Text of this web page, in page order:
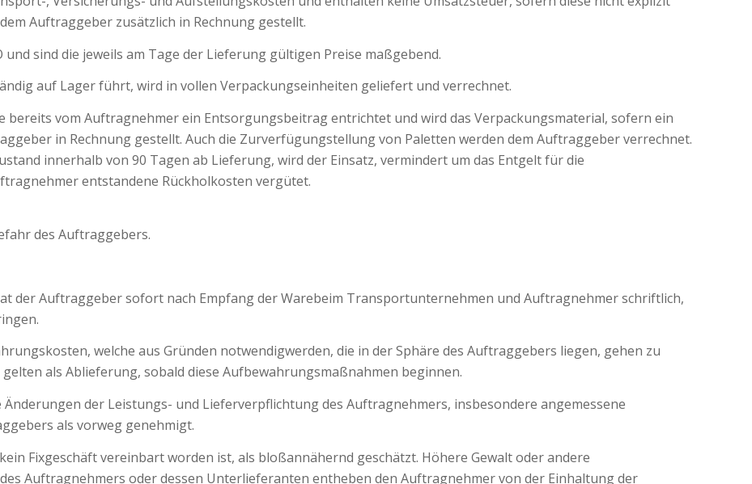
Auftraggeber zusätzlich in Rechnung gestellt.
sind die jeweils am Tage der Lieferung gültigen Preise maßgebend.
auf Lager führt, wird in vollen Verpackungseinheiten geliefert und verrechnet.
bereits vom Auftragnehmer ein Entsorgungsbeitrag entrichtet und wird das Verpackungsmaterial, sofern ein
in Rechnung gestellt. Auch die Zurverfügungstellung von Paletten werden dem Auftraggeber verrechnet.
innerhalb von 90 Tagen ab Lieferung, wird der Einsatz, vermindert um das Entgelt für die
entstandene Rückholkosten vergütet.
des Auftraggebers.
der Auftraggeber sofort nach Empfang der Warebeim Transportunternehmen und Auftragnehmer schriftlich,
welche aus Gründen notwendigwerden, die in der Sphäre des Auftraggebers liegen, gehen zu
als Ablieferung, sobald diese Aufbewahrungsmaßnahmen beginnen.
der Leistungs- und Lieferverpflichtung des Auftragnehmers, insbesondere angemessene
als vorweg genehmigt.
Fixgeschäft vereinbart worden ist, als bloßannähernd geschätzt. Höhere Gewalt oder andere
Auftragnehmers oder dessen Unterlieferanten entheben den Auftragnehmer von der Einhaltung der